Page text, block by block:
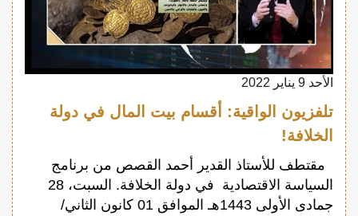
الأحد 9 يناير 2022
تلفزيون الواقية: أقسام بيت المال في دولة
الخلافة!
مقتطف للأستاذ القدير أحمد القصص من برنامج
السياسة الاقتصادية في دولة الخلافة. السبت، 28
جمادى الأولى 1443هـ الموافق 01 كانون الثاني/